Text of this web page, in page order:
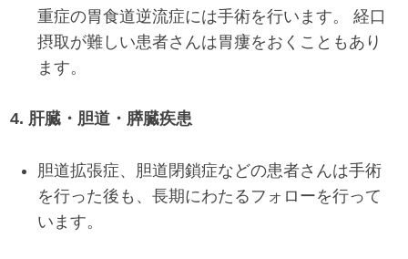
重症の胃食道逆流症には手術を行います。 経口
摂取が難しい患者さんは胃瘻をおくこともあり
ます。
4. 肝臓・胆道・膵臓疾患
胆道拡張症、胆道閉鎖症などの患者さんは手術
を行った後も、長期にわたるフォローを行って
います。